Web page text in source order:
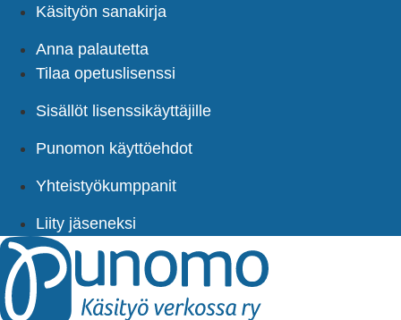
Käsityön sanakirja
Anna palautetta
Tilaa opetuslisenssi
Sisällöt lisenssikäyttäjille
Punomon käyttöehdot
Yhteistyökumppanit
Liity jäseneksi